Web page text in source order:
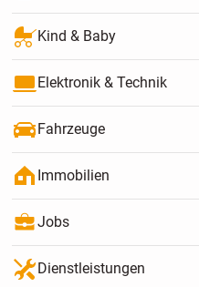
Kind & Baby
Elektronik & Technik
Fahrzeuge
Immobilien
Jobs
Dienstleistungen